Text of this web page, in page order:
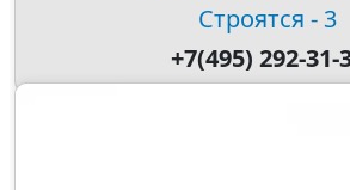
Строятся - 3
+7(495) 292-31-